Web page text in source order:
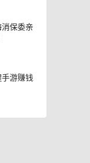
保委亲
游赚钱